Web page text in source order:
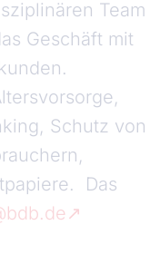
Team
Geschäft mit
Schutz von
Das